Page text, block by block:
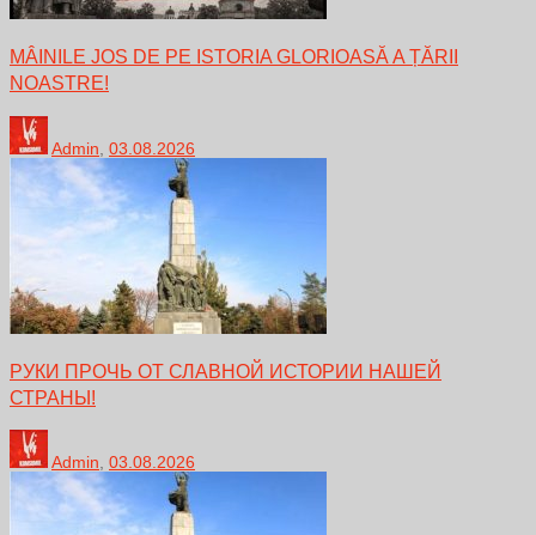
MÂINILE JOS DE PE ISTORIA GLORIOASĂ A ȚĂRII
NOASTRE!
Admin 03.08.2026
РУКИ ПРОЧЬ ОТ СЛАВНОЙ ИСТОРИИ НАШЕЙ
СТРАНЫ!
Admin, 03.08.2026